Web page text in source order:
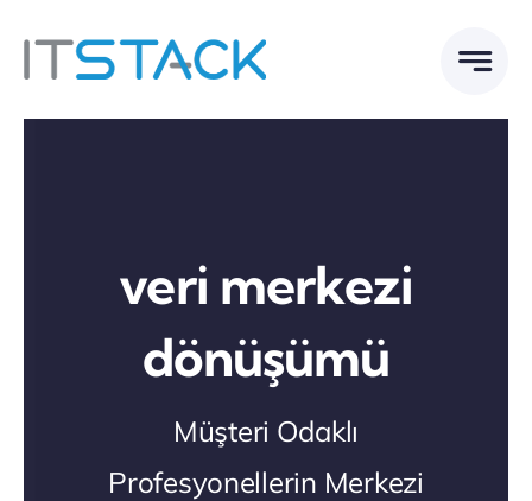
content
veri merkezi
dönüşümü
Müşteri Odaklı
Profesyonellerin Merkezi